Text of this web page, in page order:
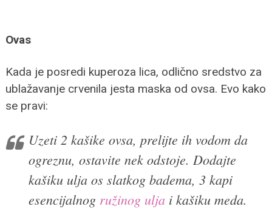
Ovas
Kada je posredi kuperoza lica, odlično sredstvo za
ublažavanje crvenila jesta maska od ovsa. Evo kako
se pravi:
Uzeti 2 kašike ovsa, prelijte ih vodom da
ogreznu, ostavite nek odstoje. Dodajte
kašiku ulja os slatkog badema, 3 kapi
esencijalnog ružinog uljai kašiku meda.